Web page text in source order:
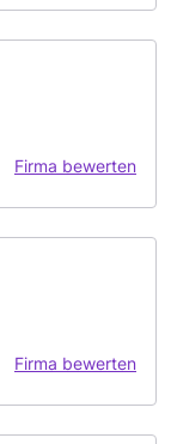
Firma bewerten
Firma bewerten